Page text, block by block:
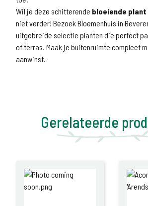
Wil je deze schitterende bloeiende plant
niet verder! Bezoek Bloemenhuis in
uitgebreide selectie planten die perfect
of terras. Maak je buitenruimte compleet
aanwinst.
Gerelateerde